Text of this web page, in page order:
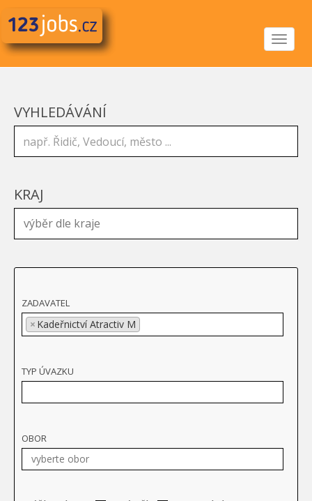
Toggle
VYHLEDÁVÁNÍ
KRAJ
ZADAVATEL
× Kadeřnictví Atractiv M
TYP ÚVAZKU
OBOR